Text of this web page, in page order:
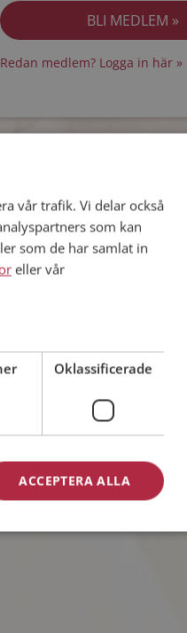
Redan medlem? Logga in här »
vår trafik. Vi delar också
som kan
som de har samlat in
eller vår
Oklassificerade
ACCEPTERA ALLA